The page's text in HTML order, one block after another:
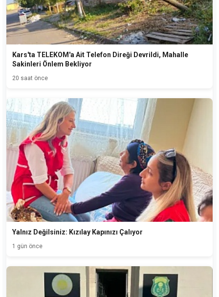
Kars'ta TELEKOM'a Ait Telefon Direği Devrildi, Mahalle
Sakinleri Önlem Bekliyor
20 saat önce
Yalnız Değilsiniz: Kızılay Kapınızı Çalıyor
1 gün önce